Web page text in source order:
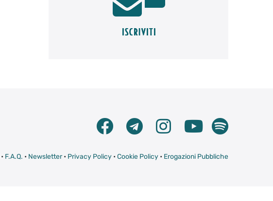
• F.A.Q. • Newsletter• Privacy Policy • Cookie Policy • Erogazioni Pubbliche